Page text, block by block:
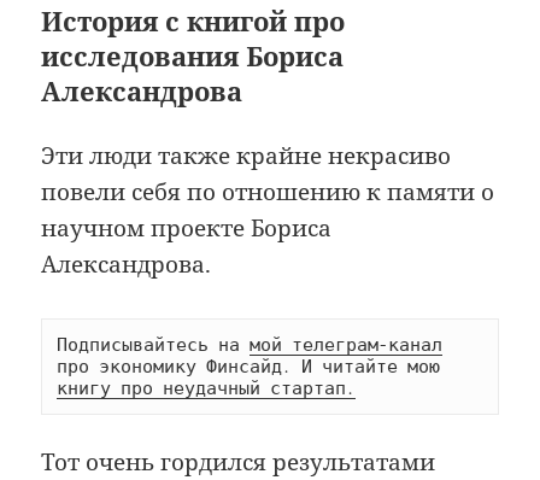
История с книгой про
исследования Бориса
Александрова
Эти люди также крайне некрасиво
повели себя по отношению к памяти о
научном проекте Бориса
Александрова.
Подписывайтесь на мой телеграм-канал
книгу про неудачный стартап.
Тот очень гордился результатами